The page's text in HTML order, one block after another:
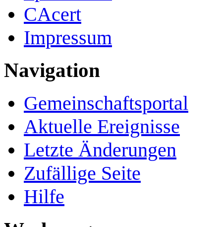
CAcert
Impressum
Navigation
Gemeinschafts­portal
Aktuelle Ereignisse
Letzte Änderungen
Zufällige Seite
Hilfe